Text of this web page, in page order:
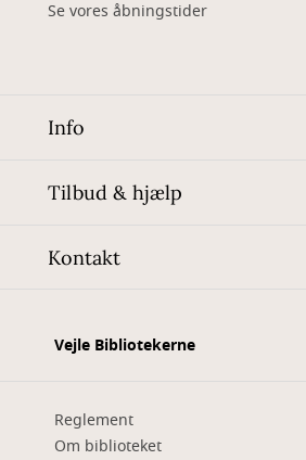
Se vores åbningstider
Info
Tilbud & hjælp
Kontakt
Vejle Bibliotekerne
Reglement
Om biblioteket